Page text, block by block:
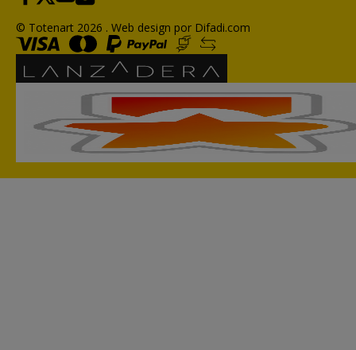
© Totenart 2026 . Web design por Difadi.com